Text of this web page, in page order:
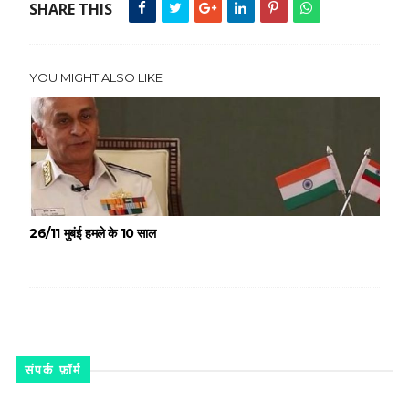
SHARE THIS
YOU MIGHT ALSO LIKE
26/11 मुबंई हमले के 10 साल
संपर्क फ़ॉर्म